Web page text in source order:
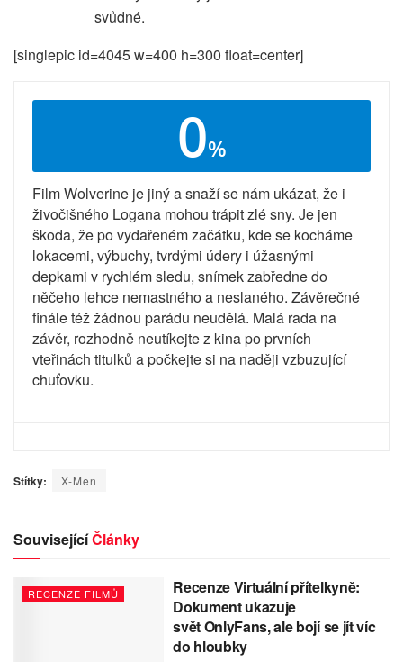
svůdné.
[singlepic id=4045 w=400 h=300 float=center]
0%
Film Wolverine je jiný a snaží se nám ukázat, že i
živočišného Logana mohou trápit zlé sny. Je jen
škoda, že po vydařeném začátku, kde se kocháme
lokacemi, výbuchy, tvrdými údery i úžasnými
depkami v rychlém sledu, snímek zabředne do
něčeho lehce nemastného a neslaného. Závěrečné
finále též žádnou parádu neudělá. Malá rada na
závěr, rozhodně neutíkejte z kina po prvních
vteřinách titulků a počkejte si na naději vzbuzující
chuťovku.
Štítky: X-Men
SouvisejícíČlánky
RECENZE FILMŮ
Recenze Virtuální přítelkyně:
Dokument ukazuje
svět OnlyFans, ale bojí se jít víc
do hloubky